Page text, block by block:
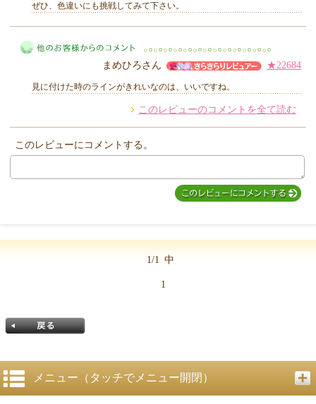
ぜひ、色違いにも挑戦してみて下さい。
他のお客様からのコメント
まめひろさん ★22684
見に付けた時のラインがきれいなのは、いいですね。
このレビューのコメントを全て読む
このレビューにコメントする。
1/1 中
1
メニュー（タッチでメニュー開閉）